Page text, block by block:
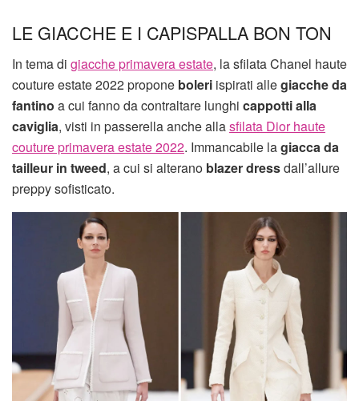
LE GIACCHE E I CAPISPALLA BON TON
In tema di giacche primavera estate, la sfilata Chanel haute
couture estate 2022 propone boleri ispirati allegiacche da
fantino a cui fanno da contraltare lunghi cappotti alla
caviglia, visti in passerella anche allasfilata Dior haute
couture primavera estate 2022. Immancabile lagiacca da
tailleur in tweed, a cui si alterano blazer dressdall’allure
preppy sofisticato.